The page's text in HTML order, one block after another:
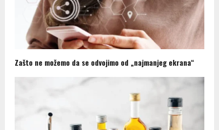
Zašto ne možemo da se odvojimo od „najmanjeg ekrana“